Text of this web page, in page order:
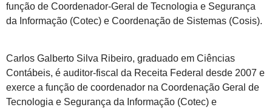
função de Coordenador-Geral de Tecnologia e Segurança
da Informação (Cotec) e Coordenação de Sistemas (Cosis).
Carlos Galberto Silva Ribeiro, graduado em Ciências
Contábeis, é auditor-fiscal da Receita Federal desde 2007 e
exerce a função de coordenador na Coordenação Geral de
Tecnologia e Segurança da Informação (Cotec) e